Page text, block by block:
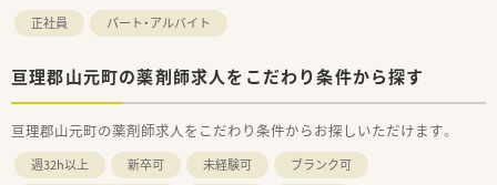
正社員 パート・アルバイト
亘理郡山元町の薬剤師求人をこだわり条件から探す
亘理郡山元町の薬剤師求人をこだわり条件からお探しいただけます。
週32h以上 新卒可 未経験可
ブランク可